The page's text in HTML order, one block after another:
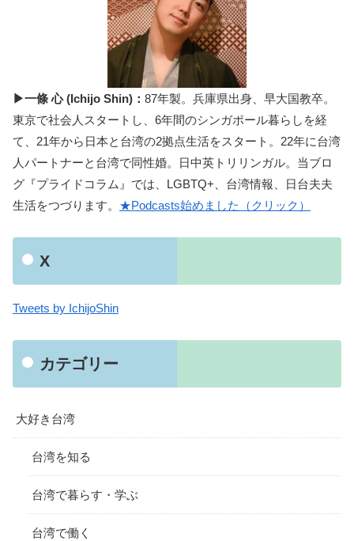
▶一條 心 (Ichijo Shin)： 87年製。兵庫県出身、早大国教卒。
東京で社会人スタートし、6年間のシンガポール暮らしを経
て、21年から日本と台湾の2拠点生活をスタート。22年に台湾
人パートナーと台湾で同性婚。日中英トリリンガル。当ブロ
グ『プライドコラム』では、LGBTQ+、台湾情報、日台夫夫
生活をつづります。 ★Podcasts始めました（クリック）
X
Tweets by IchijoShin
カテゴリー
大好き台湾
台湾を知る
台湾で暮らす・学ぶ
台湾で働く